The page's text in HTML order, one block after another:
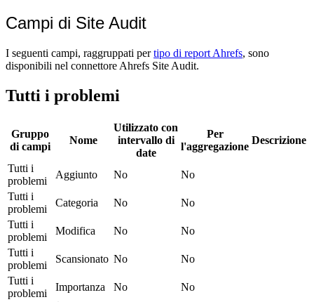
Campi di Site Audit
I seguenti campi, raggruppati pertipo di report Ahrefs, sono
disponibili nel connettore Ahrefs Site Audit.
Tutti i problemi
Gruppo
di campi
Nome
Utilizzato con
intervallo di
date
Per
l'aggregazione
Descrizione
Tutti i
problemi
Aggiunto No
No
Tutti i
problemi
Categoria No
No
Tutti i
problemi
Modifica No
No
Tutti i
problemi
Scansionato No
No
Tutti i
problemi
Importanza No
No